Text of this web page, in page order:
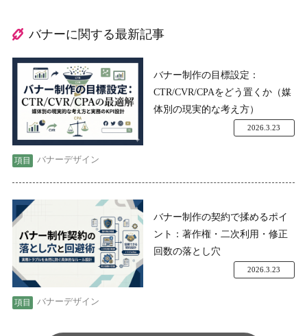
バナーに関する最新記事
バナー制作の目標設定：
CTR/CVR/CPAをどう置くか（媒
体別の現実的な考え方）
バナーデザイン
2026.3.23
バナー制作の契約で揉めるポイ
ント：著作権・二次利用・修正
回数の落とし穴
バナーデザイン
2026.3.23